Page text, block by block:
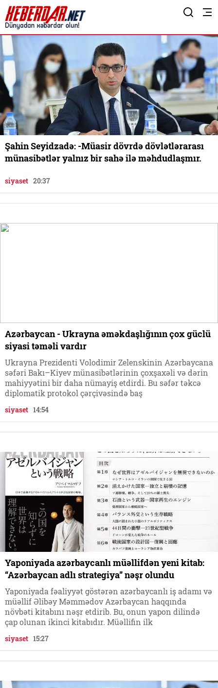
Şahin Seyidzadə: -Müasir dövrdə dövlətlərarası
münasibətlər yalnız bir sahə ilə məhdudlaşmır.
siyaset 20:37
Azərbaycan - Ukrayna əməkdaşlığının çox güclü
siyasi təməli vardır
Ukrayna Prezidenti Volodimir Zelenskinin Azərbaycana
səfəri Bakı–Kiyev münasibətlərinin çoxşaxəli və dərin
mahiyyətini bir daha nümayiş etdirdi. Bu səfər təkcə
diplomatik protokol çərçivəsində baş
siyaset 14:54
Yaponiyada azərbaycanlı müəllifdən yeni kitab:
“Azərbaycan adlı strategiya” nəşr olundu
Yaponiyada fəaliyyət göstərən azərbaycanlı iş adamı və
müəllif Əlibəy Məmmədov Azərbaycan haqqında
növbəti kitabını nəşr etdirib. Bu, onun yapon dilində
çap olunan ikinci kitabıdır. Müəllifin ilk
siyaset 15:27